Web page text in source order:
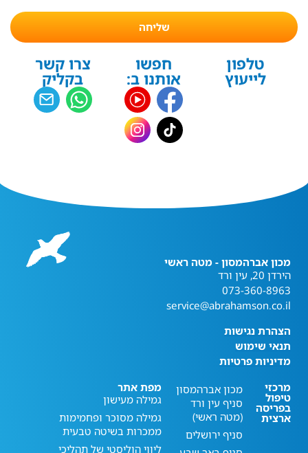
שליחה
טלפון
לייעוץ
חפשו
אותנו ב:
צרו קשר
בקליק
מכון אברהמסון - מטה ראשי
הירדן 20, עין ורד
073-360-8963
service@abrahamson.co.il
הצהרת נגישות
תנאי שימוש
מדיניות פרטיות
מרכזי
טיפול
בפריסה
ארצית
מכון אברהמסון
סניף עין ורד
(מטה ראשי)
סניף ירושלים
מפת אתר
גמילה מעישון
גמילה מסוכר ופחמימות
ממכרות בשיטה טבעית
ליווי הוליסטי של תהליכי